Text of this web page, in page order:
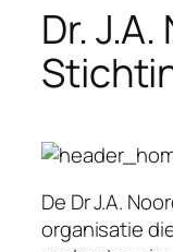
Dr.
De Dr J.A.
organisatie